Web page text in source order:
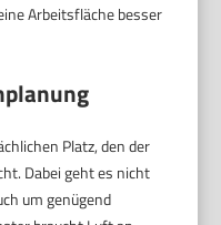
Arbeitsfläche besser
Platz, den der
Dabei geht es nicht
um genügend